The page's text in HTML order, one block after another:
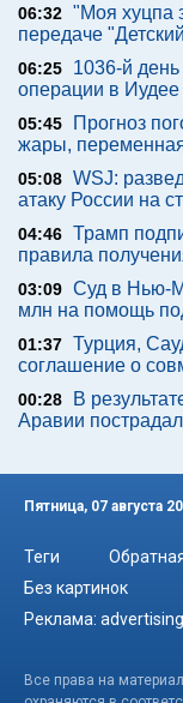
06:32 "Моя хуцпа
передаче
06:25
1036-й
операции в
05:45
Прогноз
жары,
05:08 WSJ:
атаку России на
04:46 Трамп
правила
03:09 Суд в Нью-
млн на помощь
01:37 Турция,
соглашение о
00:28
В
Аравии
Пятница, 07 августа
Теги
Без картинок
Реклама:
Все права на